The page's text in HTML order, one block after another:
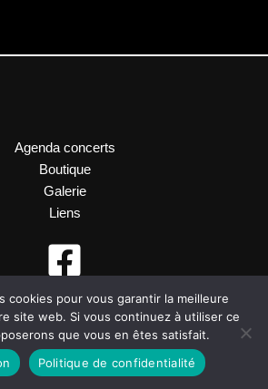
Agenda concerts
Boutique
Galerie
Liens
réalisé parmillenium-web
cookies pour vous garantir la meilleure
site web. Si vous continuez à utiliser ce
que vous en êtes satisfait.
Politique de confidentialité